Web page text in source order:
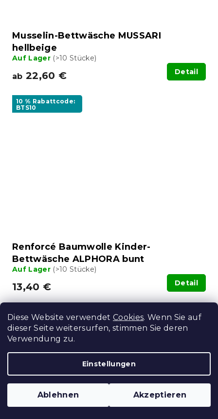
Diese Website verwendet Cookies. Wenn Sie auf
dieser Seite weitersurfen, stimmen Sie deren
Verwendung zu.
Einstellungen
Ablehnen Akzeptieren
Musselin-Bettwäsche MUSSARI
hellbeige
Auf Lager (>10 Stücke)
ab 22,60 € Detail
10 % Rabattcode:
BTS10
Renforcé Baumwolle Kinder-
Bettwäsche ALPHORA bunt
Auf Lager (>10 Stücke)
13,40 € Detail
15 % Rabattcode:
MINUS15